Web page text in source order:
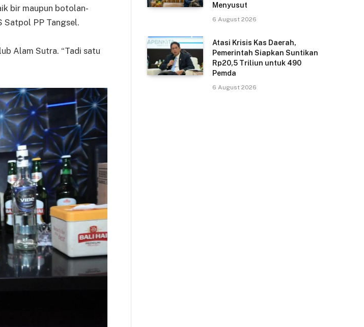
bir maupun botolan-
Satpol PP Tangsel.
Alam Sutra. “Tadi satu
Menyusut
6 August 2026
Atasi Krisis Kas Daerah,
Pemerintah Siapkan Suntikan
Rp20,5 Triliun untuk 490
Pemda
6 August 2026